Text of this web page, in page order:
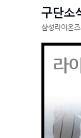
구단소
삼성라이온
라